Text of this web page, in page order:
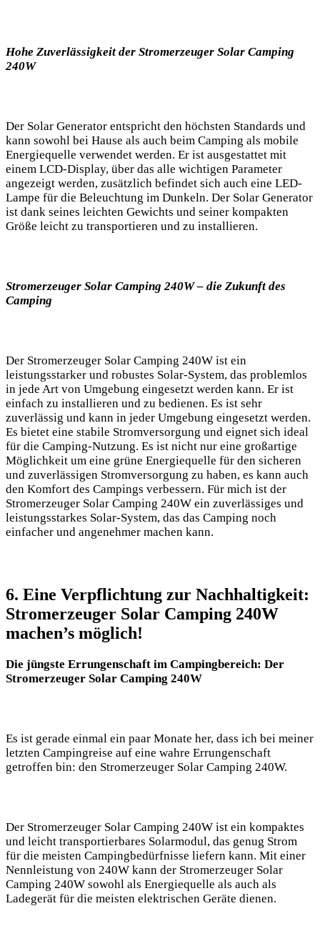
Hohe ⁣Zuverlässigkeit der ​Stromerzeuger Solar⁤ Camping
240W
Der Solar Generator entspricht den höchsten Standards und
kann sowohl ⁤bei Hause als auch ⁤beim Camping als mobile
Energiequelle verwendet⁢ werden. Er ist ausgestattet‌ mit⁢
einem LCD-Display, über das alle wichtigen Parameter
⁣angezeigt werden, zusätzlich befindet ⁤sich ‌auch eine LED-
Lampe für​ die Beleuchtung im ‍Dunkeln. Der ‍Solar ‌Generator
ist dank‍ seines leichten Gewichts und seiner kompakten
Größe ‍leicht⁤ zu ⁣transportieren und zu installieren.
Stromerzeuger Solar ⁢Camping 240W​ – die Zukunft des
Camping
Der Stromerzeuger Solar ‍Camping 240W ist ein
leistungsstarker und robustes Solar-System, das problemlos
in jede Art⁤ von Umgebung eingesetzt werden kann. Er ist
einfach zu installieren⁤ und zu⁣ bedienen. Es‍ ist sehr
zuverlässig und ⁢kann in jeder ‌Umgebung eingesetzt werden.
Es bietet eine stabile‍ Stromversorgung und eignet sich ideal
für die Camping-Nutzung. ​Es ist nicht nur eine⁣ großartige
Möglichkeit um eine grüne​ Energiequelle für den sicheren
und⁣ zuverlässigen ‍Stromversorgung zu ⁤haben, ​es ⁣kann auch
den Komfort des Campings verbessern. ​Für mich ist ‍der ​
Stromerzeuger Solar⁣ Camping⁢ 240W ein zuverlässiges und
leistungsstarkes Solar-System, das das Camping noch
⁣einfacher und angenehmer machen kann.
6. Eine Verpflichtung⁢ zur Nachhaltigkeit:
Stromerzeuger Solar Camping 240W
machen’s möglich!
Die jüngste Errungenschaft ​im Campingbereich: Der
Stromerzeuger⁢ Solar Camping 240W
Es ist gerade ‍einmal ein​ paar Monate her, ‌dass ‍ich‌ bei ⁣meiner
letzten Campingreise auf ‍eine wahre Errungenschaft
getroffen bin: den Stromerzeuger Solar Camping 240W.
Der Stromerzeuger Solar Camping ‌240W ‍ist ein kompaktes
und leicht transportierbares Solarmodul, das genug Strom
für die meisten Campingbedürfnisse liefern​ kann. ‍Mit einer
Nennleistung von 240W‍ kann‍ der Stromerzeuger Solar
Camping 240W sowohl‌ als⁢ Energiequelle ‍als auch als
Ladegerät für die ⁢meisten elektrischen Geräte ⁢dienen.